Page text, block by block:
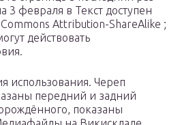
3 февраля в Текст доступен
Attribution-ShareAlike ;
действовать
использования. Череп
передний и задний
показаны